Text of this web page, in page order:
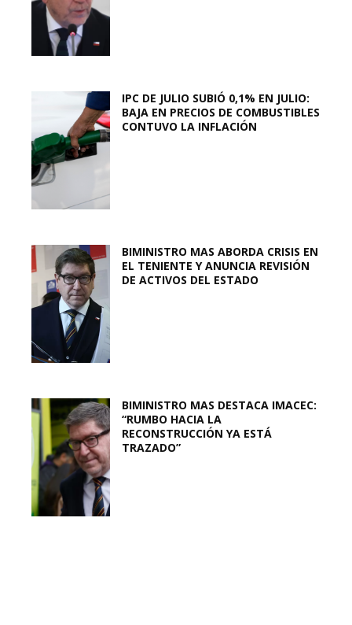
IPC DE JULIO SUBIÓ 0,1% EN JULIO:
BAJA EN PRECIOS DE COMBUSTIBLES
CONTUVO LA INFLACIÓN
BIMINISTRO MAS ABORDA CRISIS EN
EL TENIENTE Y ANUNCIA REVISIÓN
DE ACTIVOS DEL ESTADO
BIMINISTRO MAS DESTACA IMACEC:
“RUMBO HACIA LA
RECONSTRUCCIÓN YA ESTÁ
TRAZADO”